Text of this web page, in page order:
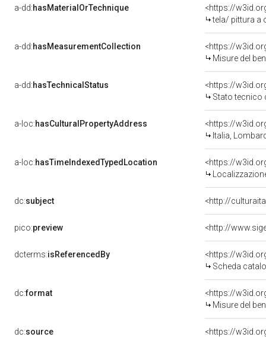
a-dd:hasMaterialOrTechnique
<https://
tela/ pittura a
a-dd:hasMeasurementCollection
<https://
Misure del
a-dd:hasTechnicalStatus
<https://
Stato tecnico
a-loc:hasCulturalPropertyAddress
<https://
Italia,
a-loc:hasTimeIndexedTypedLocation
<https://
dc:subject <http://
pico:preview
dcterms:isReferencedBy
<https://
Scheda
dc:format
<https://
Misure del
dc:source
<https://